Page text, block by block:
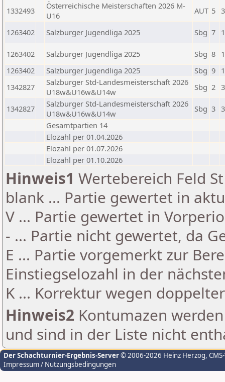
1332493
Österreichische Meisterschaften 2026 M-
U16
AUT 5
1263402 Salzburger Jugendliga 2025 Sbg 7
1263402 Salzburger Jugendliga 2025 Sbg 8
1263402
Salzburger Jugendliga 2025 Sbg 9
1342827
Salzburger Std-Landesmeisterschaft 2026
U18w&U16w&U14w
Sbg 2
1342827
Salzburger Std-Landesmeisterschaft 2026
U18w&U16w&U14w
Sbg 3
Gesamtpartien 14
Elozahl per 01.04.2026
Elozahl per 01.07.2026
Elozahl per 01.10.2026
Hinweis1 Wertebereich Feld
blank ... Partie gewertet in
V ... Partie gewertet in
- ... Partie nicht gewertet, da
E ... Partie vorgemerkt zur
Einstiegselozahl in der
K ... Korrektur wegen
Hinweis2 Kontumazen
und sind in der Liste nicht
Der Schachturnier-Ergebnis-Server© 2006-2026 Heinz Herzog,
Impressum / Nutzungsbedingungen